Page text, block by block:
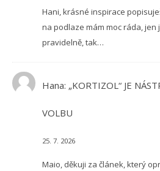
Hani, krásné inspirace
na podlaze mám moc ráda, jen
pravidelně, tak…
Hana: „KORTIZOL“ JE
VOLBU
25. 7. 2026
Maio, děkuji za článek, který